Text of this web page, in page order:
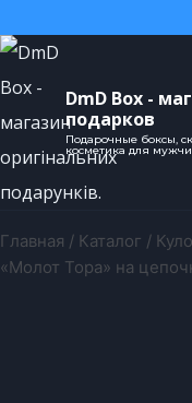
DmD Box -
подарков
Подарочные боксы,
косметика для
Главная / Каталог /
«Молот Тора» на